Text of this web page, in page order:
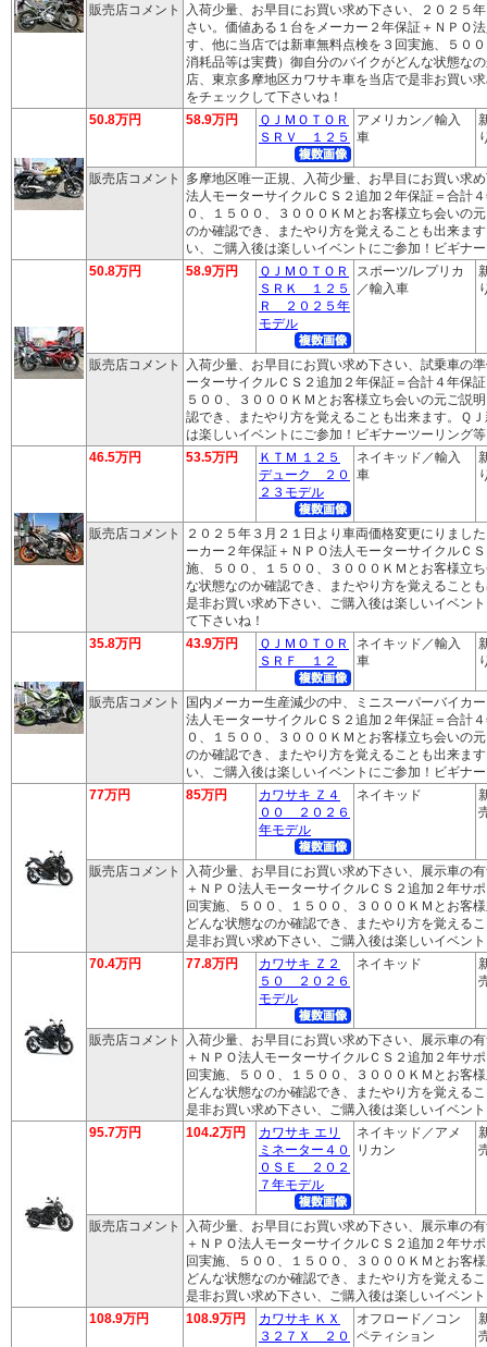
販売店コメント
入荷少量、お早目にお買い求め下さい、２０２５
さい。価値ある１台をメーカー２年保証＋ＮＰＯ
す、他に当店では新車無料点検を３回実施、５０
消耗品等は実費）御自分のバイクがどんな状態な
店、東京多摩地区カワサキ車を当店で是非お買い
をチェックして下さいね！
50.8万円
58.9万円
ＱＪＭＯＴＯＲ
ＳＲＶ １２５
アメリカン／輸入
車
販売店コメント
多摩地区唯一正規、入荷少量、お早目にお買い求
法人モーターサイクルＣＳ２追加２年保証＝合計
０、１５００、３０００ＫＭとお客様立ち会いの
のか確認でき、またやり方を覚えることも出来ま
い、ご購入後は楽しいイベントにご参加！ビギナ
50.8万円
58.9万円
ＱＪＭＯＴＯＲ
ＳＲＫ １２５
Ｒ ２０２５年
モデル
スポーツ/レプリカ
／輸入車
販売店コメント
入荷少量、お早目にお買い求め下さい、試乗車の
ーターサイクルＣＳ２追加２年保証＝合計４年保
５００、３０００ＫＭとお客様立ち会いの元ご説
認でき、またやり方を覚えることも出来ます。Ｑ
は楽しいイベントにご参加！ビギナーツーリング
46.5万円
53.5万円
ＫＴＭ １２５
デューク ２０
２３モデル
ネイキッド／輸入
車
販売店コメント
２０２５年３月２１日より車両価格変更にりまし
ーカー２年保証＋ＮＰＯ法人モーターサイクルＣ
施、５００、１５００、３０００ＫＭとお客様立
な状態なのか確認でき、またやり方を覚えること
是非お買い求め下さい、ご購入後は楽しいイベン
て下さいね！
35.8万円
43.9万円
ＱＪＭＯＴＯＲ
ＳＲＦ １２
ネイキッド／輸入
車
販売店コメント
国内メーカー生産減少の中、ミニスーパーバイカ
法人モーターサイクルＣＳ２追加２年保証＝合計
０、１５００、３０００ＫＭとお客様立ち会いの
のか確認でき、またやり方を覚えることも出来ま
い、ご購入後は楽しいイベントにご参加！ビギナ
77万円
85万円
カワサキ Ｚ４
００ ２０２６
年モデル
ネイキッド
販売店コメント
入荷少量、お早目にお買い求め下さい、展示車の
＋ＮＰＯ法人モーターサイクルＣＳ２追加２年サ
回実施、５００、１５００、３０００ＫＭとお客
どんな状態なのか確認でき、またやり方を覚える
是非お買い求め下さい、ご購入後は楽しいイベン
70.4万円
77.8万円
カワサキ Ｚ２
５０ ２０２６
モデル
ネイキッド
販売店コメント
入荷少量、お早目にお買い求め下さい、展示車の
＋ＮＰＯ法人モーターサイクルＣＳ２追加２年サ
回実施、５００、１５００、３０００ＫＭとお客
どんな状態なのか確認でき、またやり方を覚える
是非お買い求め下さい、ご購入後は楽しいイベン
95.7万円
104.2万円
カワサキ エリ
ミネーター４０
０ＳＥ ２０２
７年モデル
ネイキッド／アメ
リカン
販売店コメント
入荷少量、お早目にお買い求め下さい、展示車の
＋ＮＰＯ法人モーターサイクルＣＳ２追加２年サ
回実施、５００、１５００、３０００ＫＭとお客
どんな状態なのか確認でき、またやり方を覚える
是非お買い求め下さい、ご購入後は楽しいイベン
108.9万円
108.9万円
カワサキ ＫＸ
３２７Ｘ ２０
オフロード／コン
ペティション